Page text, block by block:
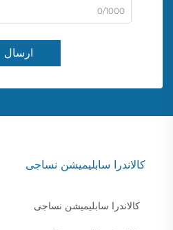
0/1000
ارسال
کالاندرا سابلیمیشن نساجی
کالاندرا سابلیمیشن نساجی